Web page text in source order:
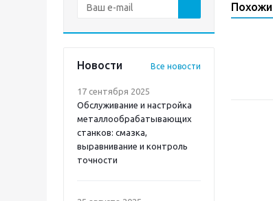
Новости Все новости
17 сентября 2025
Обслуживание и настройка
металлообрабатывающих
станков: смазка,
выравнивание и контроль
точности